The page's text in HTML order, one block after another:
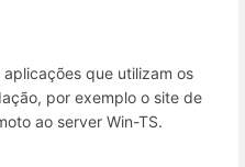
que utilizam os
por exemplo o site de
ao server Win-TS.